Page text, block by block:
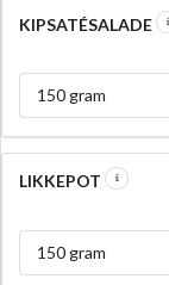
KIPSATÉSALADE
150 gram
LIKKEPOT
150 gram